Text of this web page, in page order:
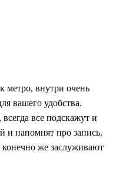
метро, внутри очень
вашего удобства.
все подскажут и
и напомнят про запись.
же заслуживают